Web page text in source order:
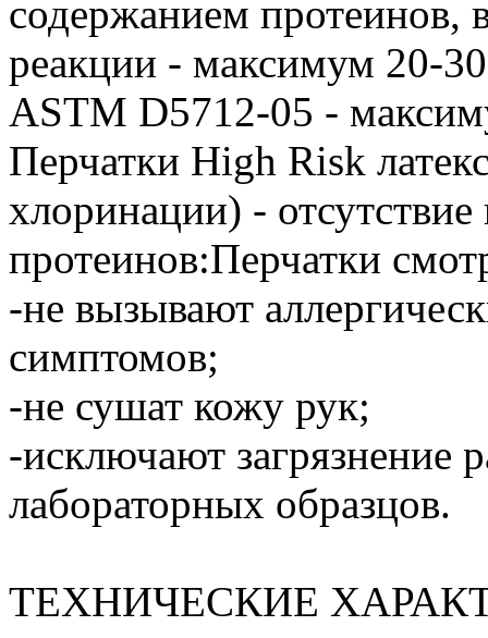
содержанием протеинов,
реакции - максимум 20-
ASTM D5712-05 -
Перчатки High Risk
хлоринации) -
протеинов:Перчатки
-не вызывают
симптомов;
-не сушат кожу рук;
-исключают загрязнение
лабораторных образцов.
ТЕХНИЧЕСКИЕ